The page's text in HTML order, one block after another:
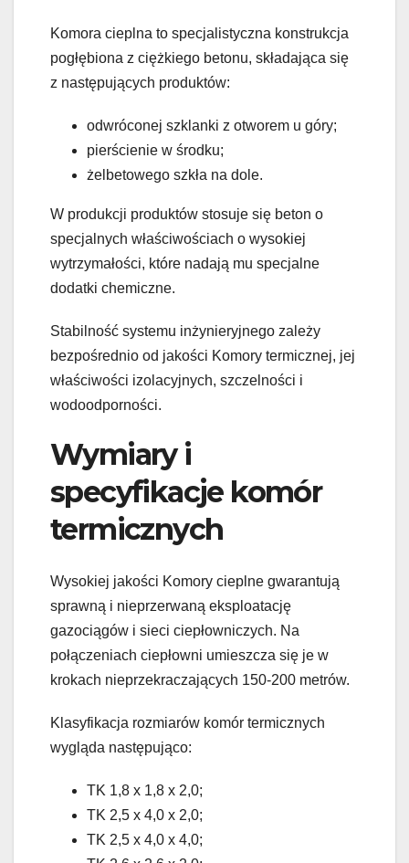
Komora cieplna to specjalistyczna konstrukcja
pogłębiona z ciężkiego betonu, składająca się
z następujących produktów:
odwróconej szklanki z otworem u góry;
pierścienie w środku;
żelbetowego szkła na dole.
W produkcji produktów stosuje się beton o
specjalnych właściwościach o wysokiej
wytrzymałości, które nadają mu specjalne
dodatki chemiczne.
Stabilność systemu inżynieryjnego zależy
bezpośrednio od jakości Komory termicznej, jej
właściwości izolacyjnych, szczelności i
wodoodporności.
Wymiary i
specyfikacje komór
termicznych
Wysokiej jakości Komory cieplne gwarantują
sprawną i nieprzerwaną eksploatację
gazociągów i sieci ciepłowniczych. Na
połączeniach ciepłowni umieszcza się je w
krokach nieprzekraczających 150-200 metrów.
Klasyfikacja rozmiarów komór termicznych
wygląda następująco:
TK 1,8 x 1,8 x 2,0;
TK 2,5 x 4,0 x 2,0;
TK 2,5 x 4,0 x 4,0;